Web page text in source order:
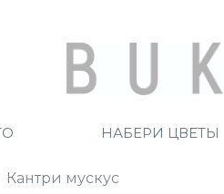
НАБЕРИ ЦВЕТЫ
Кантри мускус